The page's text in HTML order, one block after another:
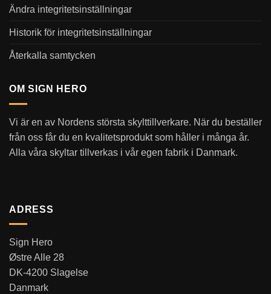
Ändra integritetsinställningar
Historik för integritetsinställningar
Återkalla samtycken
OM SIGN HERO
Vi är en av Nordens största skylttillverkare. När du beställer
från oss får du en kvalitetsprodukt som håller i många år.
Alla våra skyltar tillverkas i vår egen fabrik i Danmark.
ADRESS
Sign Hero
Østre Alle 28
DK-4200 Slagelse
Danmark